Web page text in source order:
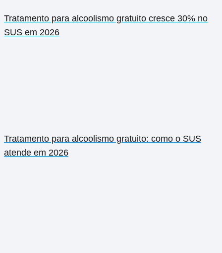
Tratamento para alcoolismo gratuito cresce 30% no
SUS em 2026
Tratamento para alcoolismo gratuito: como o SUS
atende em 2026